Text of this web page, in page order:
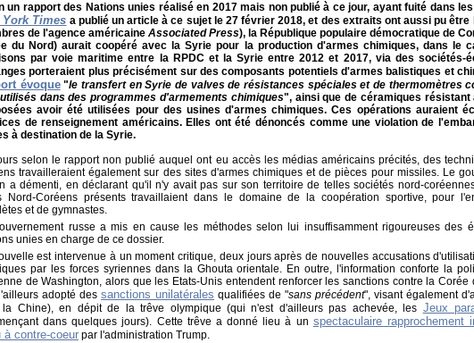
un rapport des Nations unies réalisé en 2017 mais non publié à ce jour, ayant fuité dans
York Times a publié un article à ce sujet le 27 février 2018, et des extraits ont aussi pu être
de l'agence américaine Associated Press), la République populaire démocratique de
du Nord) aurait coopéré avec la Syrie pour la production d'armes chimiques, dans le
par voie maritime entre la RPDC et la Syrie entre 2012 et 2017, via des sociétés-
porteraient plus précisément sur des composants potentiels d'armes balistiques et
évoque"le transfert en Syrie de valves de résistances spéciales et de thermomètres
dans des programmes d'armements chimiques", ainsi que de céramiques résistant
avoir été utilisées pour des usines d'armes chimiques. Ces opérations auraient
de renseignement américains. Elles ont été dénoncés comme une violation de
à destination de la Syrie.
selon le rapport non publié auquel ont eu accès les médias américains précités, des
travailleraient également sur des sites d'armes chimiques et de pièces pour missiles. Le
a démenti, en déclarant qu'il n'y avait pas sur son territoire de telles sociétés nord-
Nord-Coréens présents travaillaient dans le domaine de la coopération sportive, pour
et de gymnastes.
russe a mis en cause les méthodes selon lui insuffisamment rigoureuses des
unies en charge de ce dossier.
est intervenue à un moment critique, deux jours après de nouvelles accusations
par les forces syriennes dans la Ghouta orientale. En outre, l'information conforte la
de Washington, alors que les Etats-Unis entendent renforcer les sanctions contre la Corée
adopté des sanctions unilatérales qualifiées de "sans précédent", visant également
la Chine), en dépit de la trêve olympique (qui n'est d'ailleurs pas achevée, les Jeux
dans quelques jours). Cette trêve a donné lieu à un spectaculaire rapprochement
à contre-coeur par l'administration Trump.